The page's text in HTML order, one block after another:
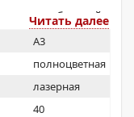
в базовой
сетевой
100 листов,
рабочих групп
цвет до
Читать далее
A3
полноцветная
лазерная
40